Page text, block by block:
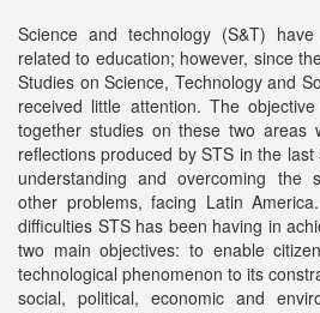
Science and technology (S&T)
related to education; however, since
Studies on Science, Technology and
received little attention. The
together studies on these two areas
reflections produced by STS in the
understanding and overcoming the
other problems, facing Latin
difficulties STS has been having in
two main objectives: to enable
technological phenomenon to its
social, political, economic and